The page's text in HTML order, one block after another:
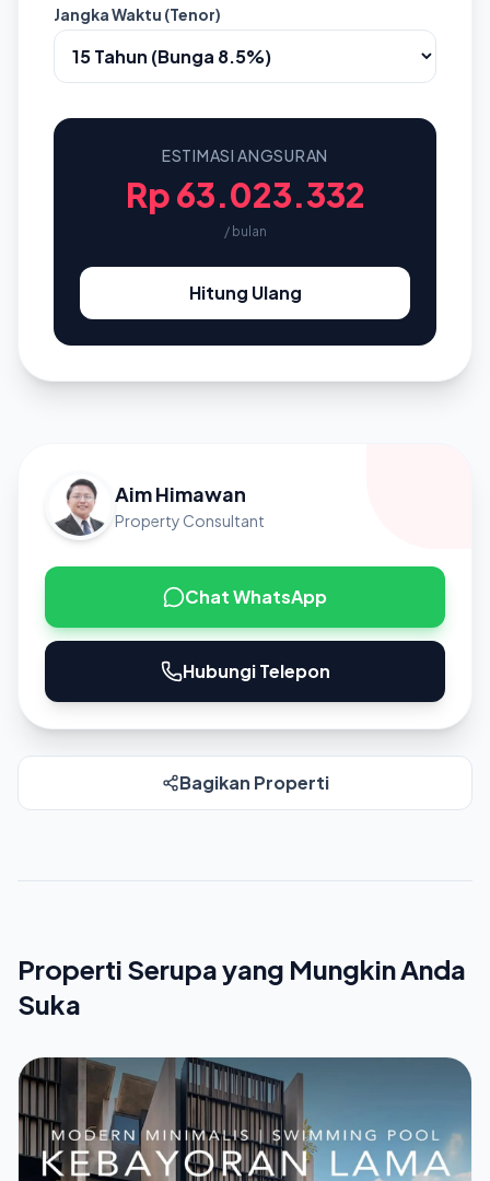
Jangka Waktu (Tenor)
ESTIMASI ANGSURAN
Rp 63.023.332
/ bulan
Hitung Ulang
Aim Himawan
Property Consultant
Chat WhatsApp
Hubungi Telepon
Bagikan Properti
Properti Serupa yang Mungkin Anda
Suka